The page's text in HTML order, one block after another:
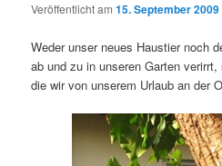
Veröffentlicht am15. September 2009
Weder unser neues Haustier noch
ab und zu in unseren Garten
die wir von unserem Urlaub an der